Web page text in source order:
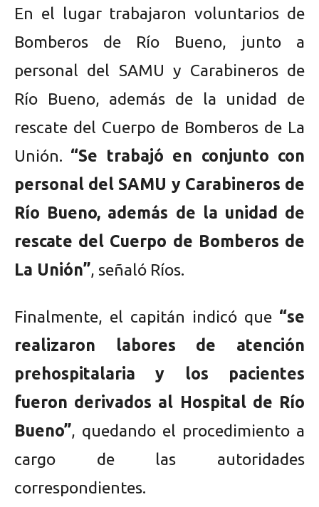
En el lugar trabajaron voluntarios de
Bomberos de Río Bueno, junto a
personal del SAMU y Carabineros de
Río Bueno, además de la unidad de
rescate del Cuerpo de Bomberos de La
Unión. “Se trabajó en conjunto con
personal del SAMU y Carabineros de
Río Bueno, además de la unidad de
rescate del Cuerpo de Bomberos de
La Unión”, señaló Ríos.
Finalmente, el capitán indicó que “se
realizaron labores de atención
prehospitalaria y los pacientes
fueron derivados al Hospital de Río
Bueno”, quedando el procedimiento a
cargo de las autoridades
correspondientes.